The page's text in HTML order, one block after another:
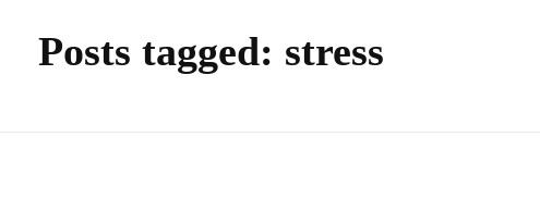
Posts tagged: stress